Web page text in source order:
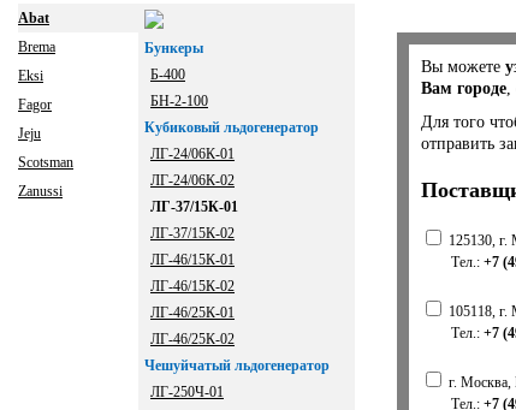
Abat
Brema
Eksi
Fagor
Jeju
Scotsman
Zanussi
Бункеры
Б-400
БН-2-100
Кубиковый льдогенератор
ЛГ-24/06К-01
ЛГ-24/06К-02
ЛГ-37/15К-01
ЛГ-37/15К-02
ЛГ-46/15К-01
ЛГ-46/15К-02
ЛГ-46/25К-01
ЛГ-46/25К-02
Чешуйчатый льдогенератор
ЛГ-250Ч-01
Вы можете
Вам городе,
Для того
отправить
125130, г.
Тел.: +7
105118, г.
Тел.: +7
г. Москва,
Тел.: +7